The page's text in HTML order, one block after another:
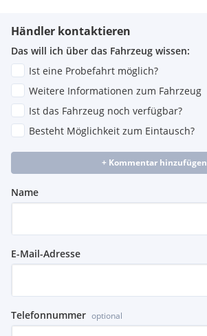
Händler kontaktieren
Das will ich über das Fahrzeug wissen:
Ist eine Probefahrt möglich?
Weitere Informationen zum Fahrzeug
Ist das Fahrzeug noch verfügbar?
Besteht Möglichkeit zum Eintausch?
+ Kommentar hinzufügen
Name
E-Mail-Adresse
Telefonnummer optional